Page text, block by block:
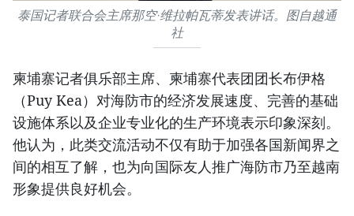
泰国记者联合会主席那空·维拉帕瓦蒂发表讲话。图自越通
社
柬埔寨记者俱乐部主席、柬埔寨代表团团长布伊格
（Puy Kea）对海防市的经济发展速度、完善的基础
设施体系以及企业专业化的生产环境表示印象深刻。
他认为，此类交流活动不仅有助于加强各国新闻界之
间的相互了解，也为向国际友人推广海防市乃至越南
形象提供良好机会。